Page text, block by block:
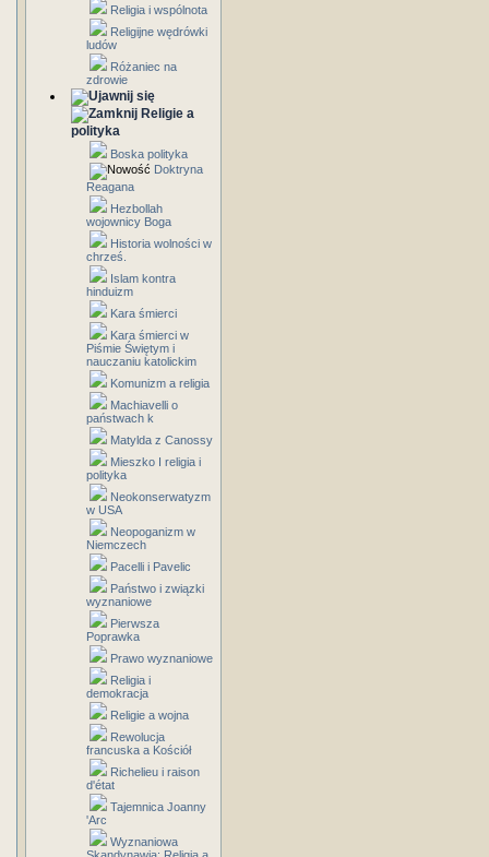
Religia i wspólnota
Religijne wędrówki
ludów
Różaniec na
zdrowie
Religie a
polityka
Boska polityka
Doktryna
Reagana
Hezbollah
wojownicy Boga
Historia wolności w
chrześ.
Islam kontra
hinduizm
Kara śmierci
Kara śmierci w
Piśmie Świętym i
nauczaniu katolickim
Komunizm a religia
Machiavelli o
państwach k
Matylda z Canossy
Mieszko I religia i
polityka
Neokonserwatyzm
w USA
Neopoganizm w
Niemczech
Pacelli i Pavelic
Państwo i związki
wyznaniowe
Pierwsza
Poprawka
Prawo wyznaniowe
Religia i
demokracja
Religie a wojna
Rewolucja
francuska a Kościół
Richelieu i raison
d'état
Tajemnica Joanny
'Arc
Wyznaniowa